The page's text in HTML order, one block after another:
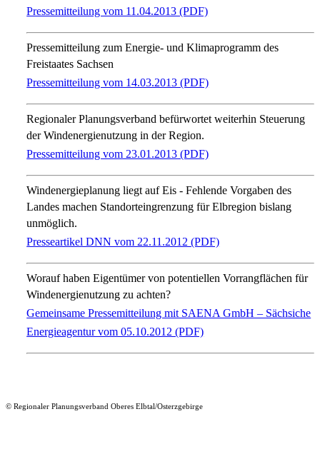
Pressemitteilung vom 11.04.2013 (PDF)
Pressemitteilung zum Energie- und Klimaprogramm des
Freistaates Sachsen
Pressemitteilung vom 14.03.2013 (PDF)
Regionaler Planungsverband befürwortet weiterhin Steuerung
der Windenergienutzung in der Region.
Pressemitteilung vom 23.01.2013 (PDF)
Windenergieplanung liegt auf Eis - Fehlende Vorgaben des
Landes machen Standorteingrenzung für Elbregion bislang
unmöglich.
Presseartikel DNN vom 22.11.2012 (PDF)
Worauf haben Eigentümer von potentiellen Vorrangflächen für
Windenergienutzung zu achten?
Gemeinsame Pressemitteilung mit SAENA GmbH – Sächsiche
Energieagentur vom 05.10.2012 (PDF)
© Regionaler Planungsverband Oberes Elbtal/Osterzgebirge